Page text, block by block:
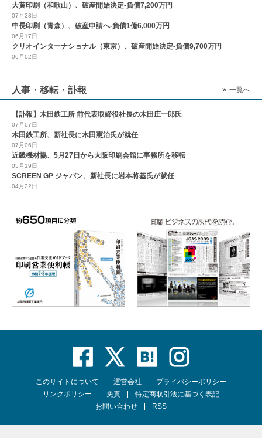
大黄印刷（和歌山）、破産開始決定-負債7,200万円
07月28日
中長印刷（青森）、破産申請へ-負債1億6,000万円
06月17日
クリオインターナショナル（東京）、破産開始決定-負債9,700万円
06月02日
人事・移転・訃報 一覧へ
【訃報】木田鉄工所 前代表取締役社長の木田庄一郎氏
07月07日
木田鉄工所、新社長に木田憲治氏が就任
07月06日
近畿機材協、5月27日から大阪印刷会館に事務所を移転
05月19日
SCREEN GP ジャパン、新社長に岩本将基氏が就任
04月22日
このサイトについて 運営会社
プライバシーポリシー
リンクポリシー
免責
特定商取引法に基づく表記
お問い合わせ
RSS